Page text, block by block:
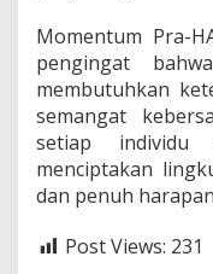
Momentum Pra-
pengingat
membutuhkan
semangat
setiap individu
menciptakan
dan penuh
Post Views: 231